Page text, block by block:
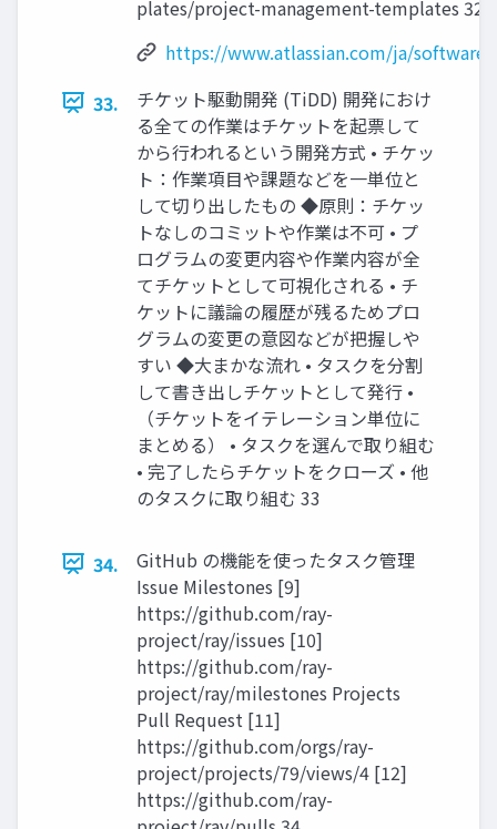
plates/project-management-templates 32
https://www.atlassian.com/ja/
33.
チケット駆動開発 (TiDD) 開発におけ
る全ての作業はチケットを起票して
から行われるという開発方式 • チケッ
ト：作業項目や課題などを一単位と
して切り出したもの ◆原則：チケッ
トなしのコミットや作業は不可 • プ
ログラムの変更内容や作業内容が全
てチケットとして可視化される • チ
ケットに議論の履歴が残るためプロ
グラムの変更の意図などが把握しや
すい ◆大まかな流れ • タスクを分割
して書き出しチケットとして発行 •
（チケットをイテレーション単位に
まとめる） • タスクを選んで取り組む
• 完了したらチケットをクローズ • 他
のタスクに取り組む 33
34.
GitHub の機能を使ったタスク管理
Issue Milestones [9]
https://github.com/ray-
project/ray/issues [10]
https://github.com/ray-
project/ray/milestones Projects
Pull Request [11]
https://github.com/orgs/ray-
project/projects/79/views/4 [12]
https://github.com/ray-